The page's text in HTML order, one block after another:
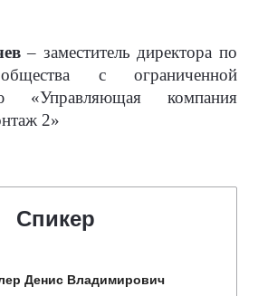
– заместитель директора по
с ограниченной
«Управляющая компания
2»
Спикер
Денис Владимирович